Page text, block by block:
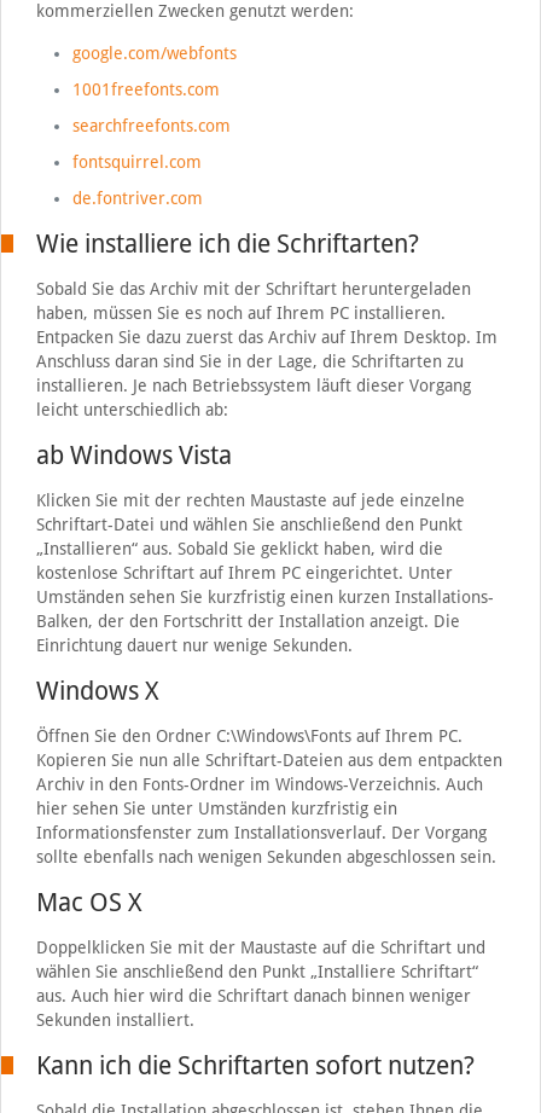
kommerziellen Zwecken genutzt werden:
google.com/webfonts
1001freefonts.com
searchfreefonts.com
fontsquirrel.com
de.fontriver.com
Wie installiere ich die Schriftarten?
Sobald Sie das Archiv mit der Schriftart heruntergeladen
haben, müssen Sie es noch auf Ihrem PC installieren.
Entpacken Sie dazu zuerst das Archiv auf Ihrem Desktop. Im
Anschluss daran sind Sie in der Lage, die Schriftarten zu
installieren. Je nach Betriebssystem läuft dieser Vorgang
leicht unterschiedlich ab:
ab Windows Vista
Klicken Sie mit der rechten Maustaste auf jede einzelne
Schriftart-Datei und wählen Sie anschließend den Punkt
„Installieren“ aus. Sobald Sie geklickt haben, wird die
kostenlose Schriftart auf Ihrem PC eingerichtet. Unter
Umständen sehen Sie kurzfristig einen kurzen Installations-
Balken, der den Fortschritt der Installation anzeigt. Die
Einrichtung dauert nur wenige Sekunden.
Windows X
Öffnen Sie den Ordner C:\Windows\Fonts auf Ihrem PC.
Kopieren Sie nun alle Schriftart-Dateien aus dem entpackten
Archiv in den Fonts-Ordner im Windows-Verzeichnis. Auch
hier sehen Sie unter Umständen kurzfristig ein
Informationsfenster zum Installationsverlauf. Der Vorgang
sollte ebenfalls nach wenigen Sekunden abgeschlossen sein.
Mac OS X
Doppelklicken Sie mit der Maustaste auf die Schriftart und
wählen Sie anschließend den Punkt „Installiere Schriftart“
aus. Auch hier wird die Schriftart danach binnen weniger
Sekunden installiert.
Kann ich die Schriftarten sofort nutzen?